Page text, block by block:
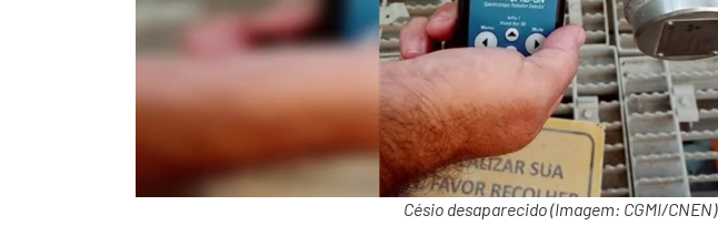
Césio desaparecido (Imagem: CGMI/CNEN)